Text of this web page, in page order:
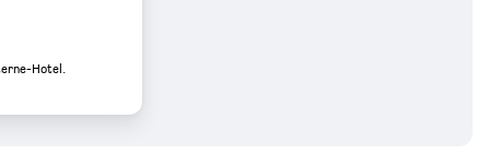
Hotel.